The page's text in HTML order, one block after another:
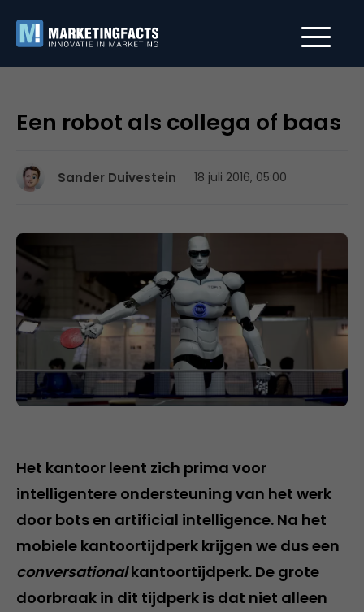
Een robot als collega of baas
Sander Duivestein 18 juli 2016, 05:00
Het kantoor leent zich prima voor
intelligentere ondersteuning van het werk
door bots en artificial intelligence. Na het
mobiele kantoortijdperk krijgen we dus een
conversationalkantoortijdperk. De grote
doorbraak in dit tijdperk is dat niet alleen